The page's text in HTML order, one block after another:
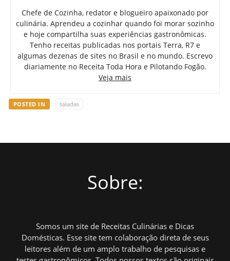
Chefe de Cozinha, redator e blogueiro apaixonado por
culinária. Aprendeu a cozinhar quando foi morar sozinho
e hoje compartilha suas experiências gastronômicas.
Tenho receitas publicadas nos portais Terra, R7 e
algumas dezenas de sites no Brasil e no mundo. Escrevo
diariamente no Receita Toda Hora e Pilotando Fogão.
Veja mais
POSTED IN saladas
Sobre:
Somos um site de Receitas Culinárias e Dicas
Domésticas. Esse site tem colaboração direta de seus
leitores além de um amplo trabalho de pesquisas e